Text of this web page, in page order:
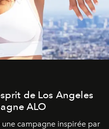
de Los Angeles
ALO
campagne inspirée par